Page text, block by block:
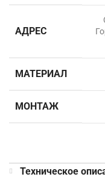
АДРЕС
МАТЕРИАЛ
МОНТАЖ
Техническое